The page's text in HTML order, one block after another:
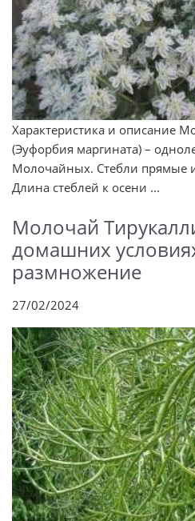
Характеристика и описание
(Эуфорбия маргината) –
Молочайных. Стебли прямые
Длина стеблей к осени ...
Молочай
домашних
размножение
27/02/2024